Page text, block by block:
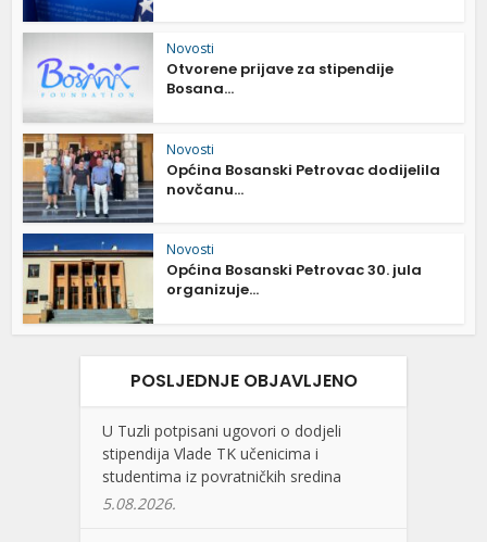
Novosti
Otvorene prijave za stipendije
Bosana...
Novosti
Općina Bosanski Petrovac dodijelila
novčanu...
Novosti
Općina Bosanski Petrovac 30. jula
organizuje...
POSLJEDNJE OBJAVLJENO
U Tuzli potpisani ugovori o dodjeli
stipendija Vlade TK učenicima i
studentima iz povratničkih sredina
5.08.2026.